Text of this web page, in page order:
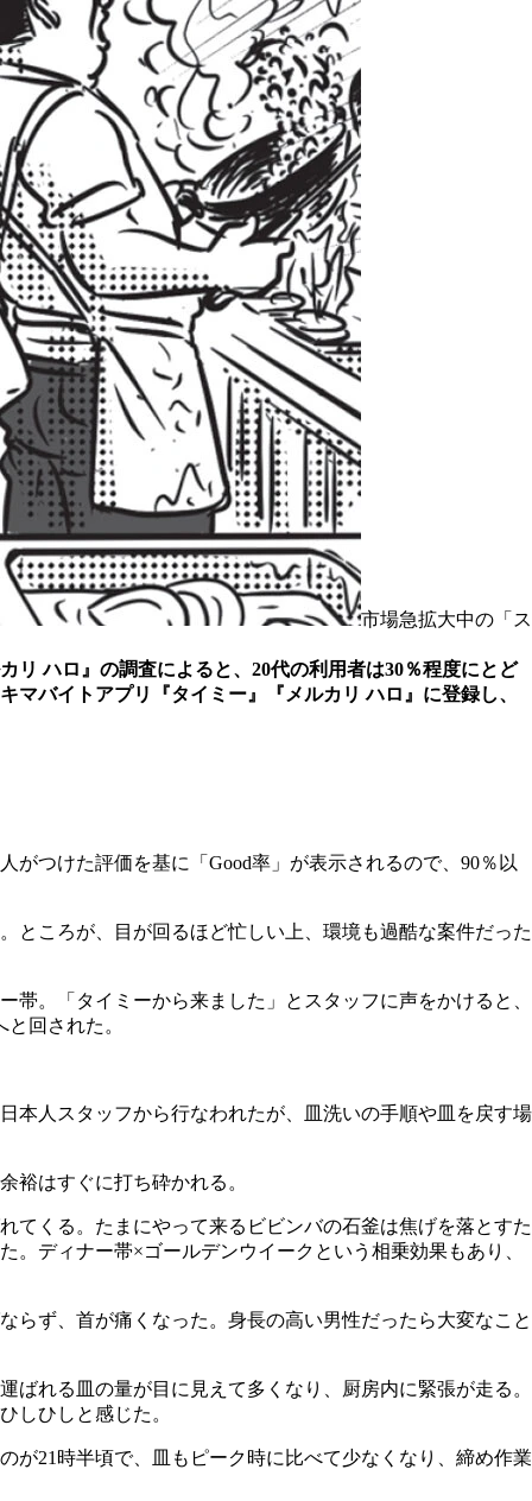
市場急拡大中の「ス
リ ハロ』の調査によると、20代の利用者は30％程度にとど
マバイトアプリ『タイミー』『メルカリ ハロ』に登録し、
つけた評価を基に「Good率」が表示されるので、90％以
ところが、目が回るほど忙しい上、環境も過酷な案件だった
。「タイミーから来ました」とスタッフに声をかけると、
回された。
本人スタッフから行なわれたが、皿洗いの手順や皿を戻す場
裕はすぐに打ち砕かれる。
てくる。たまにやって来るビビンバの石釜は焦げを落とすた
ディナー帯×ゴールデンウイークという相乗効果もあり、
らず、首が痛くなった。身長の高い男性だったら大変なこと
れる皿の量が目に見えて多くなり、厨房内に緊張が走る。
しひしと感じた。
が21時半頃で、皿もピーク時に比べて少なくなり、締め作業